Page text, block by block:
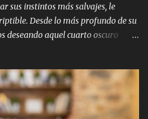
sus instintos más salvajes, le
Desde lo más profundo de su
deseando aquel cuarto oscuro
en algunas ocasiones notaba
El miedo no sabía por qué, y el
su forma de ser, de vestir, de decir